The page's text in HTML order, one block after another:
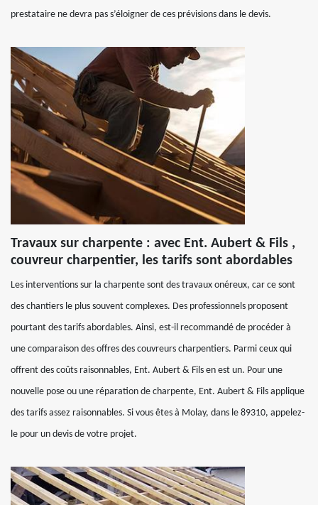
prestataire ne devra pas s’éloigner de ces prévisions dans le devis.
Travaux sur charpente : avec Ent. Aubert & Fils ,
couvreur charpentier, les tarifs sont abordables
Les interventions sur la charpente sont des travaux onéreux, car ce sont
des chantiers le plus souvent complexes. Des professionnels proposent
pourtant des tarifs abordables. Ainsi, est-il recommandé de procéder à
une comparaison des offres des couvreurs charpentiers. Parmi ceux qui
offrent des coûts raisonnables, Ent. Aubert & Fils en est un. Pour une
nouvelle pose ou une réparation de charpente, Ent. Aubert & Fils applique
des tarifs assez raisonnables. Si vous êtes à Molay, dans le 89310, appelez-
le pour un devis de votre projet.